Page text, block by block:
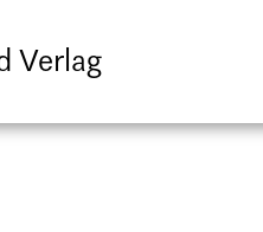
Verlag